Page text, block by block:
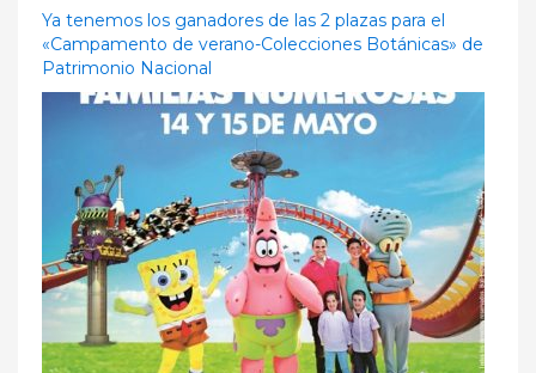
Ya tenemos los ganadores de las 2 plazas para el
«Campamento de verano-Colecciones Botánicas» de
Patrimonio Nacional